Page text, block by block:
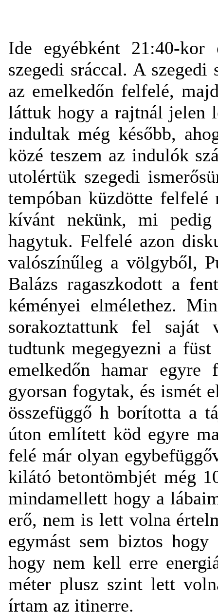
Ide egyébként 21:40-
szegedi sráccal. A
az emelkedőn felfelé,
láttuk hogy a rajtnál jelen
indultak még később,
közé teszem az indulók
utolértük szegedi
tempóban küzdötte
kívánt nekünk, mi pedig
hagytuk. Felfelé azon
valószínűleg a völgyből,
Balázs ragaszkodott a
kéményei elmélethez.
sorakoztattunk fel saját
tudtunk megegyezni a füst
emelkedőn hamar
gyorsan fogytak, és ismét
összefüggő h borította a
úton említett köd egyre
felé már olyan
kilátó betontömbjét még
mindamellett hogy a
erő, nem is lett volna
egymást sem biztos
hogy nem kell erre
méter plusz szint lett
írtam az itinerre.